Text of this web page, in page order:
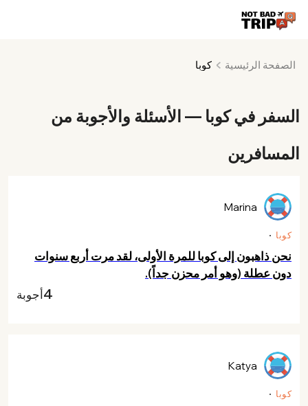
الصفحة الرئيسية كوبا
السفر في كوبا — الأسئلة والأجوبة من
المسافرين
كوبا
نحن ذاهبون إلى كوبا للمرة الأولى، لقد مرت أربع سنوات
دون عطلة (وهو أمر محزن جداً).
Marina
4أجوبة
كوبا
Katya